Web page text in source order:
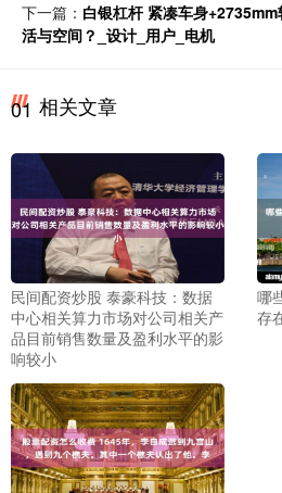
下一篇： 白银杠杆 紧凑车身
活与空间？_设计_用户_电机
01 相关文章
民间配资炒股 泰豪科技：数据
中心相关算力市场对公司相关产
品目前销售数量及盈利水平的影
响较小
哪
存